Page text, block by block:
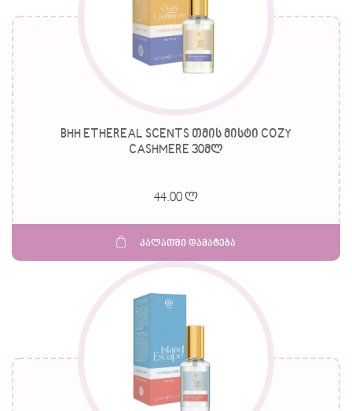
BHH ETHEREAL SCENTS თმის მისტი COZY
CASHMERE 30მლ
44.00 ლ
კალათში დამატება